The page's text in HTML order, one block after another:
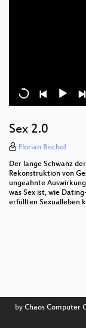
Sex 2.0
Florian Bischof
Der lange Schwanz
Rekonstruktion von
ungeahnte
was Sex ist, wie
erfüllten Sexualleben
by Chaos Computer